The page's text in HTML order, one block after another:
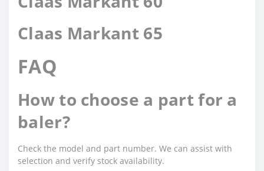
Claas Markant 65
FAQ
How to choose a part for a
baler?
Check the model and part number. We can assist with
selection and verify stock availability.